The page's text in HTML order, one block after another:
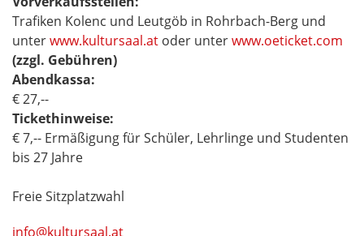
Trafiken Kolenc und Leutgöb in Rohrbach-Berg und
unterwww.kultursaal.at oder unterwww.oeticket.com
(zzgl. Gebühren)
Abendkassa:
€ 27,--
Tickethinweise:
€ 7,-- Ermäßigung für Schüler, Lehrlinge und Studenten
bis 27 Jahre
Freie Sitzplatzwahl
info@kultursaal.at